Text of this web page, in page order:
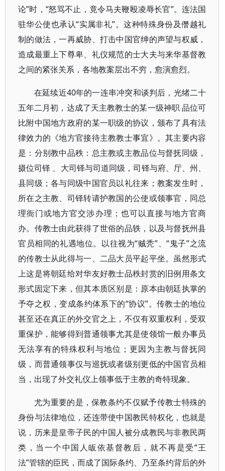
论”时，“怒骂不止，竟令马夫鞭殴凌辱长官”。连法国
驻华公使也承认“实属非礼”。这种特殊身份及僭越礼
制的做法，一再威胁、打击中国官绅的声望与权威，
造成最重上下尊卑、礼仪规范的士大夫与来华基督教
之间的紧张关系，各地教案层出不穷，愈演愈烈。
在延续近40年的一连串冲突和谈判后，光绪二十
五年二月初，达成了天主教教士的某一级神职 品位可
比附中国地方政府的某一职级的协议，颁布了具有法
律效力的《地方官接待主教教士事宜》。其主要内容
是：分别教中品秩：总主教或主教品位与督抚同级，
摄位司铎 、大司铎与司道同级，司铎与府、厅、州、
县同级；各与同级中国官员以礼往来；教案发生时，
所在之主教、司铎转请护教国的公使或领事官，同总
理衙门或地方官交涉办理；也可以直接与地方官商
办。传教士由此获得了世俗的品轶，以及与督抚州县
官员相同的礼遇地位。以往视为“贼秃”、“鬼子”之流
的传教士从此得与一、二品大员平起平坐。虽然形式
上这是将朝廷给对华友好教士品秩封赏的旧例用条文
形式固定下来，但其本质区别是：原本由朝廷执掌的
予夺之权，变成条约体系下的“协议”。传教士的地位
甚至还在真正的外交官之上，不仅有双重权利，受双
重保护，能够得到普通领事尤其是使领馆一般办事员
无法享有的特殊权利与地位；更因为主教与督抚同
级，而普通领事仅与巡抚或者级别更低的中国官员相
当，出现了外交礼仪上领事低于主教的奇特现象。
尤为重要的是，保教条约不仅赋予传教士特殊的
身份与法律地位，还连带使中国教民特权化，也就是
说，历来是皇帝子民的中国人被分成教民与非教民两
类，当一个中国人皈依基督教后，就不再是受“王
法”管辖的臣民，而成了国际条约、乃至条约背后的外